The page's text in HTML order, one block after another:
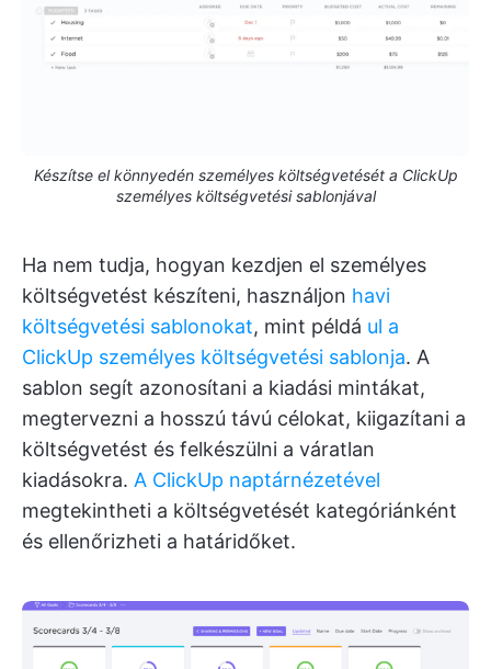
Készítse el könnyedén személyes költségvetését a ClickUp
személyes költségvetési sablonjával
Ha nem tudja, hogyan kezdjen el személyes
költségvetést készíteni, használjon havi
költségvetési sablonokat, mint példá ul a
ClickUp személyes költségvetési sablonja. A
sablon segít azonosítani a kiadási mintákat,
megtervezni a hosszú távú célokat, kiigazítani a
költségvetést és felkészülni a váratlan
kiadásokra. A ClickUp naptárnézetével
megtekintheti a költségvetését kategóriánként
és ellenőrizheti a határidőket.